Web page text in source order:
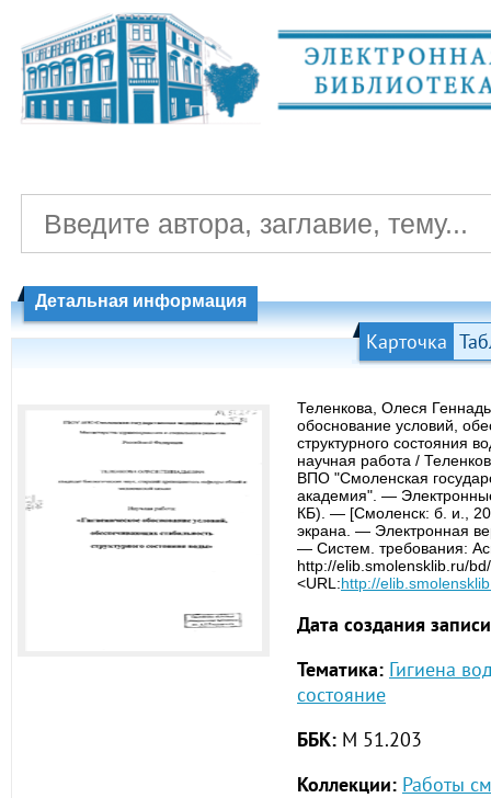
Детальная информация
Карточка
Теленкова, Олеся
обоснование условий,
структурного состояния
научная работа /
ВПО "Смоленская
академия". —
КБ). — [Смоленск: б. и.,
экрана. — Электронная
— Систем. требования:
http://elib.smolensklib.ru/
<URL:http://
Дата создания
Тематика: Гигиена
состояние
ББК: М 51.203
Коллекции: Работы